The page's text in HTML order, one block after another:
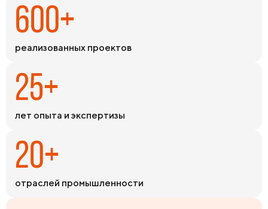
экстремальных климатических условиях и удаленных
регионах. Мы предлагаем комплексные инженерные
решения с подбором аналогов и технической
номенклатуры на складах обеспечивает оперативное
600+
реализованных проектов
25+
лет опыта и экспертизы
20+
отраслей промышленности